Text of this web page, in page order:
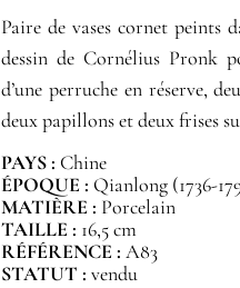
Paire de vases cornet peints
dessin de Cornélius Pronk
d’une perruche en réserve,
deux papillons et deux frises
PAYS : Chine
ÉPOQUE : Qianlong (1736-
MATIÈRE : Porcelain
TAILLE : 16,5 cm
RÉFÉRENCE :A83
STATUT :vendu